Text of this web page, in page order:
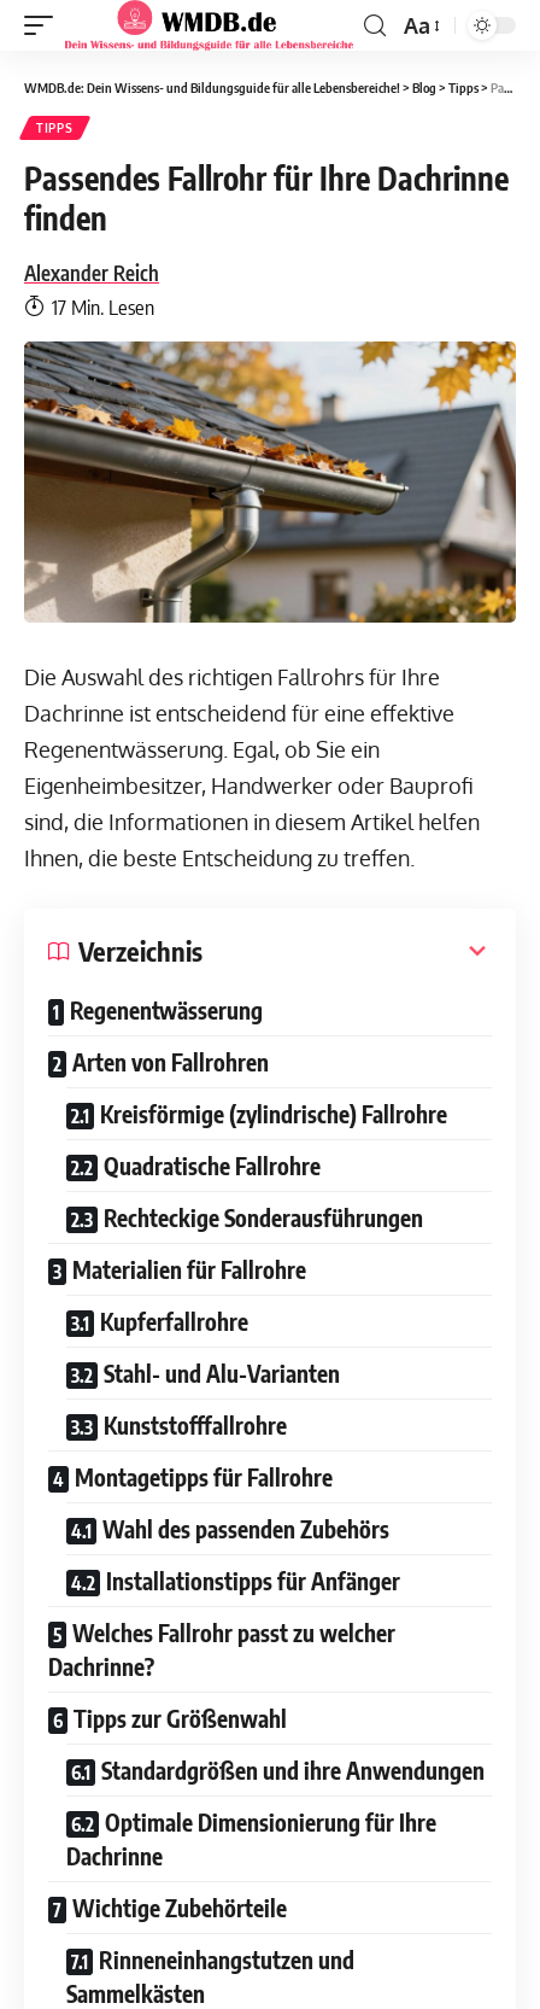
Aa
WMDB.de: Dein Wissens- und Bildungsguide für alle Lebensbereiche! > Blog > Tipps> Passendes Fallrohr für Ihre Dachrinne finden
TIPPS
Passendes Fallrohr für Ihre Dachrinne
finden
Alexander Reich
17 Min. Lesen
Die Auswahl des richtigen Fallrohrs für Ihre
Dachrinne ist entscheidend für eine effektive
Regenentwässerung. Egal, ob Sie ein
Eigenheimbesitzer, Handwerker oder Bauprofi
sind, die Informationen in diesem Artikel helfen
Ihnen, die beste Entscheidung zu treffen.
Verzeichnis
Regenentwässerung
Arten von Fallrohren
Kreisförmige (zylindrische) Fallrohre
Quadratische Fallrohre
Rechteckige Sonderausführungen
Materialien für Fallrohre
Kupferfallrohre
Stahl- und Alu-Varianten
Kunststofffallrohre
Montagetipps für Fallrohre
Wahl des passenden Zubehörs
Installationstipps für Anfänger
Welches Fallrohr passt zu welcher
Dachrinne?
Tipps zur Größenwahl
Standardgrößen und ihre Anwendungen
Optimale Dimensionierung für Ihre
Dachrinne
Wichtige Zubehörteile
Rinneneinhangstutzen und
Sammelkästen